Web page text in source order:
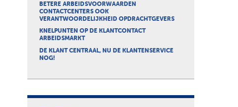
BETERE ARBEIDSVOORWAARDEN
CONTACTCENTERS OOK
VERANTWOORDELIJKHEID OPDRACHTGEVERS
KNELPUNTEN OP DE KLANTCONTACT
ARBEIDSMARKT
DE KLANT CENTRAAL, NU DE KLANTENSERVICE
NOG!